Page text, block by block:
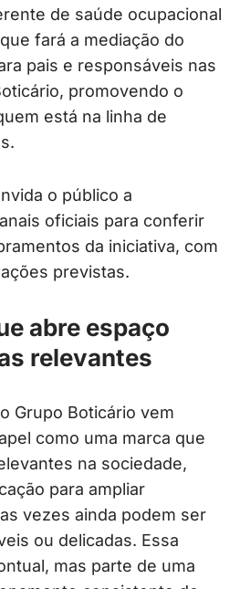
de saúde ocupacional
fará a mediação do
pais e responsáveis nas
promovendo o
está na linha de
o público a
oficiais para conferir
da iniciativa, com
previstas.
abre espaço
relevantes
Grupo Boticário vem
como uma marca que
na sociedade,
para ampliar
vezes ainda podem ser
ou delicadas. Essa
mas parte de uma